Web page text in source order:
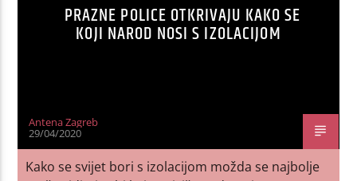
PRAZNE POLICE OTKRIVAJU KAKO SE
KOJI NAROD NOSI S IZOLACIJOM
Antena Zagreb
29/04/2020
Kako se svijet bori s izolacijom možda se najbolje